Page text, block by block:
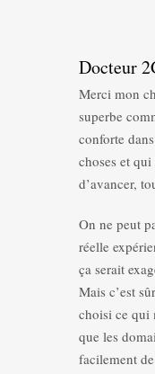
Docteur
Merci mon
superbe
conforte
choses et
d’avancer,
On ne peut
réelle
ça serait
Mais c’est
choisi ce qui
que les
facilement